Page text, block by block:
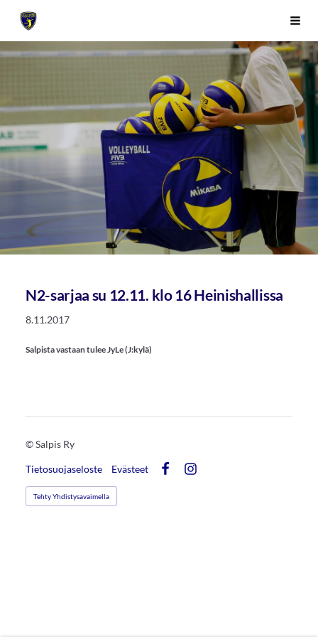
Siirry
sivunSivuston etusivulle
N2-sarjaa su 12.11. klo 16 Heinishallissa
8.11.2017
Salpista vastaan tulee JyLe (J:kylä)
©Salpis Ry
Tietosuojaseloste
Evästeet
Tehty Yhdistysavaimella